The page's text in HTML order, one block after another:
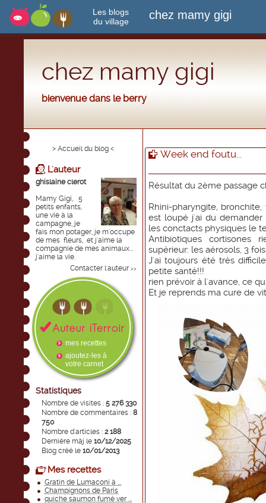
Les blogs
du village
chez mamy gigi
chez mamy gigi
bienvenue dans le berry
> Accueil du blog <
L'auteur
ghislaine clerot
Mamy Gigi, 5
petits enfants,
une vie à la
campagne, je
fais mon potager, je m'occupe
de mes fleurs, et j'aime la
compagnie de mes animaux...
j'aime la vie.
Contacter l'auteur >>
mes recettes
ajoutez-les à
votre carnet
Statistiques
Nombre de visites : 5 276 330
Nombre de commentaires : 8
750
Nombre d'articles : 2 188
Dernière màj le 10/12/2025
Blog créé le 10/01/2013
Mes recettes
Gratin de Lumaconi à ...
Champignons de Paris
quiche saumon fumé ver ...
Week end foutu...
Résultat du 2ème passage
Rhini-pharyngite,
est loupé j'ai du demander
les conctacts physiques le
Antibiotiques
supérieur: les aérosols, 3
J'ai toujours été très
petite santé!!!
rien prévoir à l'avance, ce
Et je reprends ma cure de